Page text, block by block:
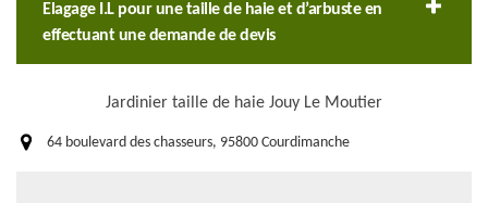
Elagage I.L pour une taille de haie et d’arbuste en
effectuant une demande de devis
Jardinier taille de haie Jouy Le Moutier
64 boulevard des chasseurs, 95800 Courdimanche